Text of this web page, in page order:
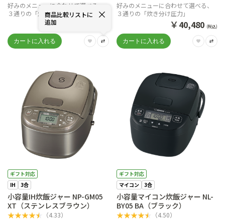
好みのメニューに合わせて選べる、
３通りの「炊き分け圧力」
商品比較リストに
追加
好みのメニューに合わせて選べる、
３通りの「炊き分け圧力」
￥40,480 (税込)
ギフト対応
IH
3合
小容量IH炊飯ジャー NP-GM05
XT（ステンレスブラウン）
★★★★★ （4.33）
ギフト対応
マイコン
3合
小容量マイコン炊飯ジャー NL-
BY05 BA（ブラック）
★★★★★ （4.50）